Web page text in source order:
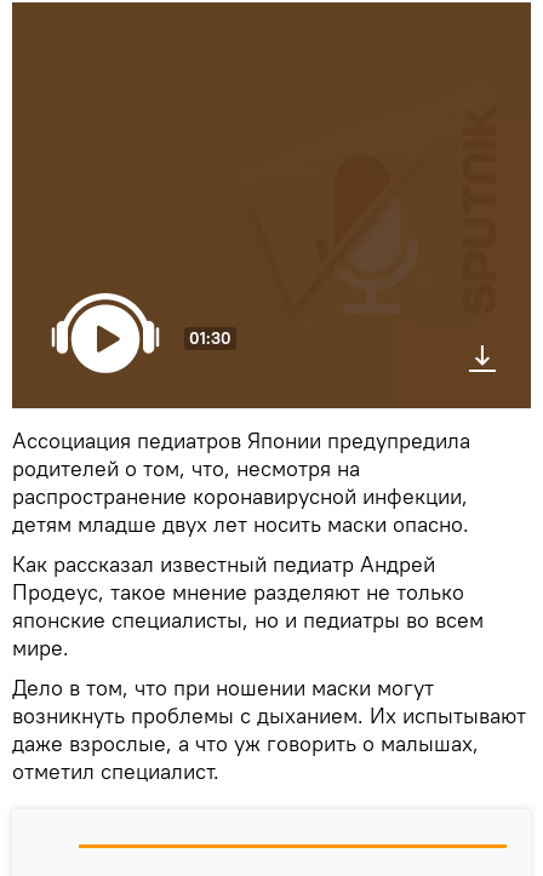
01:30
Ассоциация педиатров Японии предупредила
родителей о том, что, несмотря на
распространение коронавирусной инфекции,
детям младше двух лет носить маски опасно.
Как рассказал известный педиатр Андрей
Продеус, такое мнение разделяют не только
японские специалисты, но и педиатры во всем
мире.
Дело в том, что при ношении маски могут
возникнуть проблемы с дыханием. Их испытывают
даже взрослые, а что уж говорить о малышах,
отметил специалист.